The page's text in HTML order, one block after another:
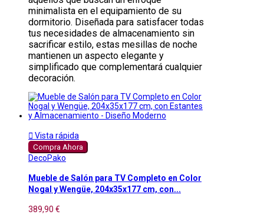
minimalista en el equipamiento de su
dormitorio. Diseñada para satisfacer todas
tus necesidades de almacenamiento sin
sacrificar estilo, estas mesillas de noche
mantienen un aspecto elegante y
simplificado que complementará cualquier
decoración.
 Vista rápida
Compra Ahora
DecoPako
Mueble de Salón para TV Completo en Color
Nogal y Wengüe, 204x35x177 cm, con...
389,90 €